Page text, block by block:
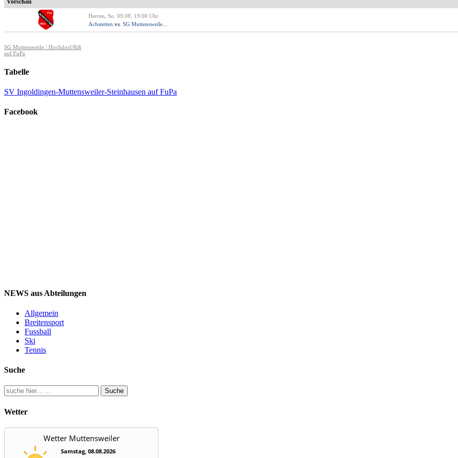
Vorschau
Herren, So. 09.08. 19:00 Uhr
Achstetten vs. SG Muttensweile...
SG Muttensweile / Hochdorf/Riß
auf FuPa
Tabelle
SV Ingoldingen-Muttensweiler-Steinhausen auf FuPa
Facebook
NEWS aus Abteilungen
Allgemein
Breitensport
Fussball
Ski
Tennis
Suche
Suche
Wetter
Wetter Muttensweiler
Samstag, 08.08.2026